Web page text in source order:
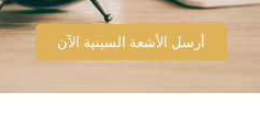
أرسل الأشعة السينية الآن